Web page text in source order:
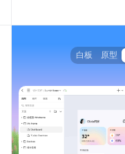
白板 原型